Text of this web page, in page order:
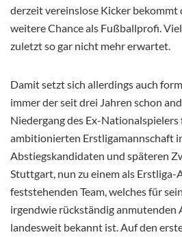
derzeit vereinslose Kicker bekommt
weitere Chance als Fußballprofi.
zuletzt so gar nicht mehr erwartet.
Damit setzt sich allerdings auch
immer der seit drei Jahren schon
Niedergang des Ex-
ambitionierten Erstligamannschaft
Abstiegskandidaten und späteren
Stuttgart, nun zu einem als Erstliga-
feststehenden Team, welches für
irgendwie rückständig anmutenden
landesweit bekannt ist. Auf den